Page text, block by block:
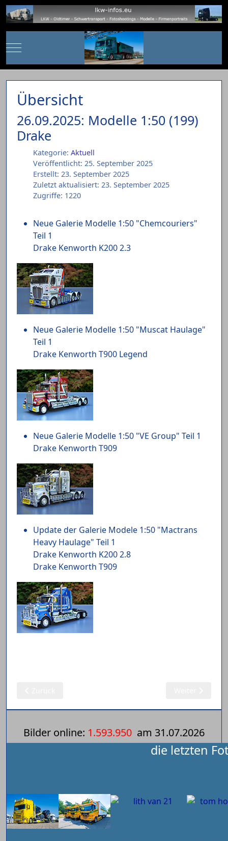
Mobile Menu Toggle
Übersicht
26.09.2025: Modelle 1:50 (199)
Drake
Kategorie: Aktuell
Veröffentlicht: 25. September 2025
Erstellt: 23. September 2025
Zuletzt aktualisiert: 23. September 2025
Zugriffe: 1220
Neue Galerie Modelle 1:50 "Chemcouriers"
Teil 1
Drake Kenworth K200 2.3
Neue Galerie Modelle 1:50 "Muscat Haulage"
Teil 1
Drake Kenworth T900 Legend
Neue Galerie Modelle 1:50 "VE Group" Teil 1
Drake Kenworth T909
Update der Galerie Modele 1:50 "Mactrans
Heavy Haulage" Teil 1
Drake Kenworth K200 2.8
Drake Kenworth T909
Bilder online: 1.593.950 am 31.07.2026
die letzten